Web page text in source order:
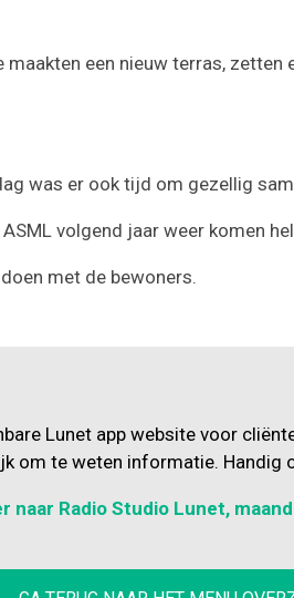
een nieuw terras, zetten
was er ook tijd om gezellig
volgend jaar weer komen
met de bewoners.
Lunet app website voor
om te weten informatie. Handig
naar Radio Studio Lunet,